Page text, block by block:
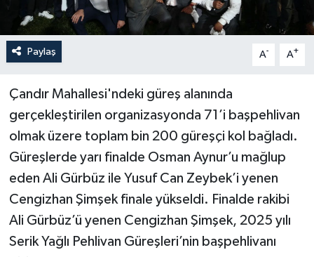
Paylaş A- A+
Çandır Mahallesi'ndeki güreş alanında
gerçekleştirilen organizasyonda 71’i başpehlivan
olmak üzere toplam bin 200 güreşçi kol bağladı.
Güreşlerde yarı finalde Osman Aynur’u mağlup
eden Ali Gürbüz ile Yusuf Can Zeybek’i yenen
Cengizhan Şimşek finale yükseldi. Finalde rakibi
Ali Gürbüz’ü yenen Cengizhan Şimşek, 2025 yılı
Serik Yağlı Pehlivan Güreşleri’nin başpehlivanı
Magazin
Öğle Bülteni
Siyaset
Sosyal medya
Spor
Teknoloji